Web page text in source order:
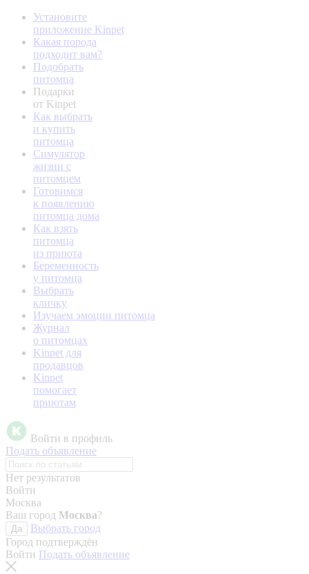
Установите
приложение Kinpet
Какая порода
подходит вам?
Подобрать
питомца
Подарки
от Kinpet
Как выбрать
и купить
питомца
Симулятор
жизни с
питомцем
Готовимся
к появлению
питомца дома
Как взять
питомца
из приюта
Беременность
у питомца
Выбрать
кличку
Изучаем эмоции питомца
Журнал
о питомцах
Kinpet для
продавцов
Kinpet
помогает
приютам
Войти в профиль
Подать объявление
Нет результатов
Войти
Москва
Ваш город Москва?
Да
Выбрать город
Город подтверждён
Войти Подать объявление